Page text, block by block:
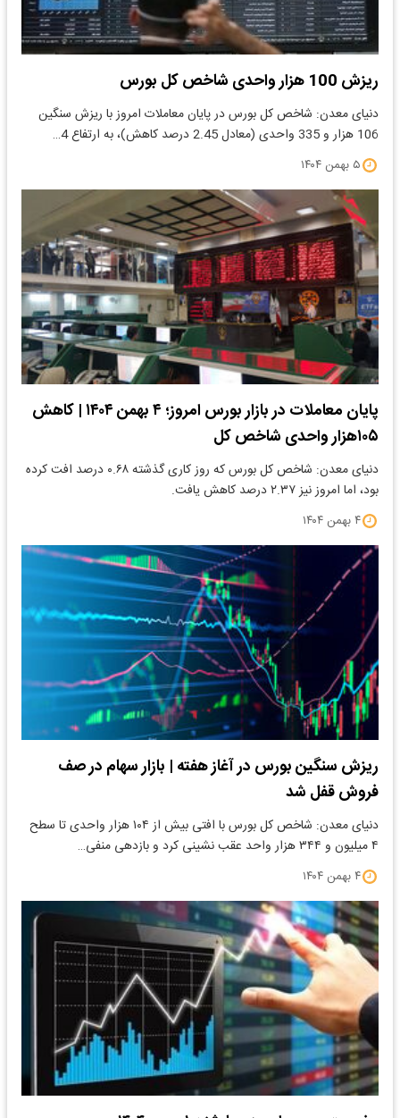
ریزش 100 هزار واحدی شاخص کل بورس
دنیای معدن: شاخص کل بورس در پایان معاملات امروز با ریزش سنگین
106 هزار و 335 واحدی (معادل 2.45 درصد کاهش)، به ارتفاع 4…
۵ بهمن ۱۴۰۴
پایان معاملات در بازار بورس امروز؛ ۴ بهمن ۱۴۰۴ | کاهش
۱۰۵هزار واحدی شاخص کل
دنیای معدن: شاخص کل بورس که روز کاری گذشته ۰.۶۸ درصد افت کرده
بود، اما امروز نیز ۲.۳۷ درصد کاهش یافت.
۴ بهمن ۱۴۰۴
ریزش سنگین بورس در آغاز هفته | بازار سهام در صف
فروش قفل شد
دنیای معدن: شاخص کل بورس با افتی بیش از ۱۰۴ هزار واحدی تا سطح
۴ میلیون و ۳۴۴ هزار واحد عقب نشینی کرد و بازدهی منفی…
۴ بهمن ۱۴۰۴